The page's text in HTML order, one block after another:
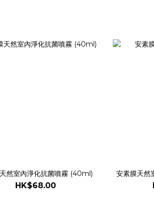
然室內淨化抗菌噴霧 (40ml)
HK$68.00
安素膜天然